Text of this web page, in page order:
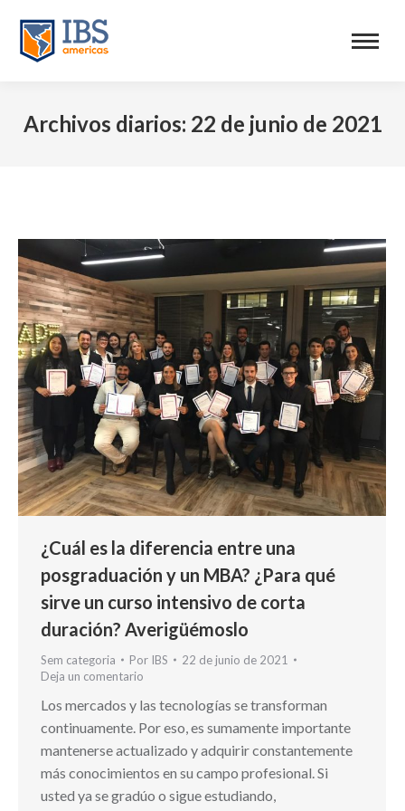
Archivos diarios: 22 de junio de 2021
¿Cuál es la diferencia entre una
posgraduación y un MBA? ¿Para qué
sirve un curso intensivo de corta
duración? Averigüémoslo
Sem categoria Por IBS
22 de junio de 2021
Deja un comentario
Los mercados y las tecnologías se transforman
continuamente. Por eso, es sumamente importante
mantenerse actualizado y adquirir constantemente
más conocimientos en su campo profesional. Si
usted ya se gradúo o sigue estudiando,